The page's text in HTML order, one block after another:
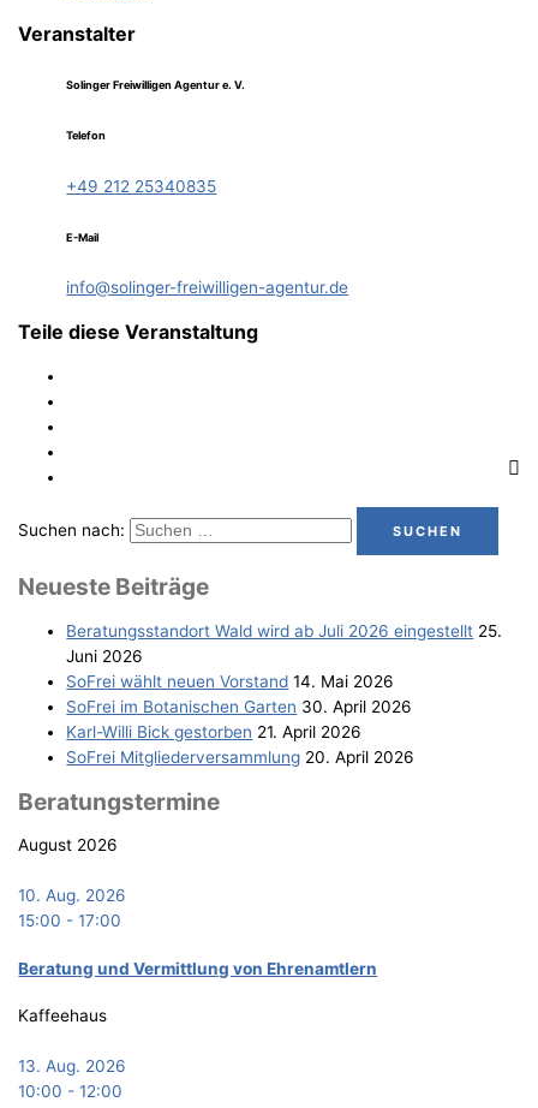
Veranstalter
Solinger Freiwilligen Agentur e. V.
Telefon
+49 212 25340835
E-Mail
info@solinger-freiwilligen-agentur.de
Teile diese Veranstaltung
Suchen nach:
Neu­es­te Beiträge
Bera­tungs­stand­ort Wald wird ab Juli 2026 eingestellt 25.
Juni 2026
SoFrei wählt neu­en Vorstand 14. Mai 2026
SoFrei im Bota­ni­schen Garten 30. April 2026
Karl-Wil­li Bick gestorben 21. April 2026
SoFrei Mit­glie­der­ver­samm­lung 20. April 2026
Bera­tungs­ter­mi­ne
August 2026
10. Aug. 2026
15:00 -17:00
Bera­tung und Ver­mitt­lung von Ehrenamtlern
Kaffeehaus
13. Aug. 2026
10:00 -12:00